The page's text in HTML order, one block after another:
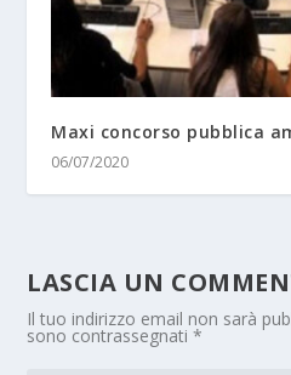
Maxi concorso pubblica
06/07/2020
LASCIA UN
Il tuo indirizzo email non sarà
sono contrassegnati*